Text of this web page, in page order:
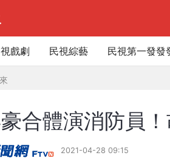
戲劇 民視綜藝 民視第一發發
合體演消防員
2021-04-28 09:15